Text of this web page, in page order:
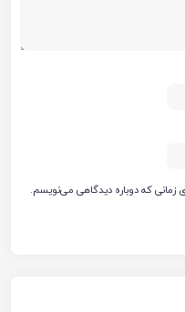
زمانی که دوباره دیدگاهی می‌نویسم.